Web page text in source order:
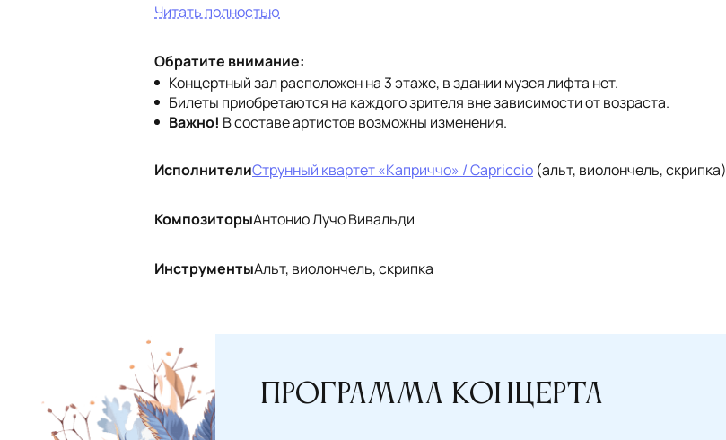
Читать полностью
Обратите внимание:
Концертный зал расположен на 3 этаже, в здании музея лифта нет.
Билеты приобретаются на каждого зрителя вне зависимости от возраста.
Важно! В составе артистов возможны изменения.
ИсполнителиСтрунный квартет «Каприччо» / Capriccio (альт, виолончель, скрипка)
КомпозиторыАнтонио Лучо Вивальди
ИнструментыАльт, виолончель, скрипка
Программа концерта